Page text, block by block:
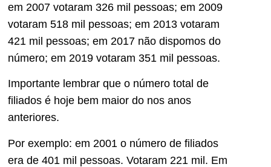
em 2007 votaram 326 mil pessoas; em 2009
votaram 518 mil pessoas; em 2013 votaram
421 mil pessoas; em 2017 não dispomos do
número; em 2019 votaram 351 mil pessoas.
Importante lembrar que o número total de
filiados é hoje bem maior do nos anos
anteriores.
Por exemplo: em 2001 o número de filiados
era de 401 mil pessoas. Votaram 221 mil. Em